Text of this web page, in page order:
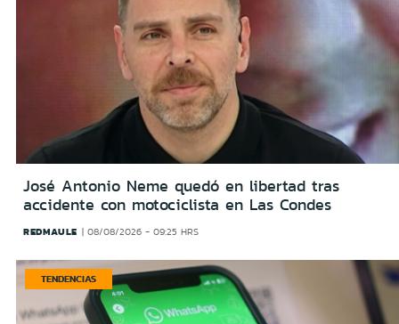
José Antonio Neme quedó en libertad tras
accidente con motociclista en Las Condes
REDMAULE 08/08/2026 - 09:25 HRS
TENDENCIAS